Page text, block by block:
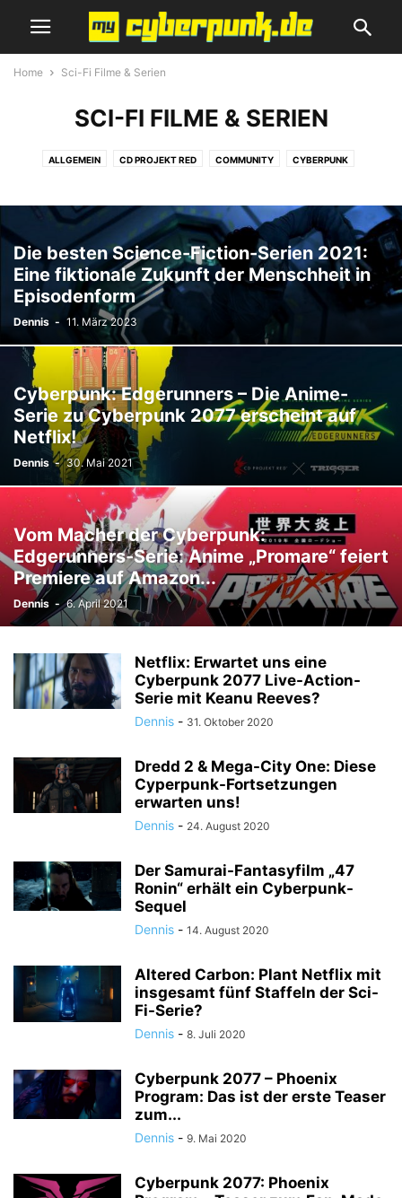
Home Sci-Fi Filme & Serien
SCI-FI FILME & SERIEN
ALLGEMEIN CD PROJEKT RED COMMUNITY CYBERPUNK
REVIEWS SCI-FI FILME & SERIEN SCIENCE-FICTION SPIELEMESSE
THE WITCHER ZUKUNFT SCHON HEUTE
Die besten Science-Fiction-Serien 2021:
Eine fiktionale Zukunft der Menschheit in
Episodenform
Dennis - 11. März 2023
Cyberpunk: Edgerunners – Die Anime-
Serie zu Cyberpunk 2077 erscheint auf
Netflix!
Dennis - 30. Mai 2021
Vom Macher der Cyberpunk:
Edgerunners-Serie: Anime „Promare“ feiert
Premiere auf Amazon...
Dennis - 6. April 2021
Netflix: Erwartet uns eine
Cyberpunk 2077 Live-Action-
Serie mit Keanu Reeves?
Dennis - 31. Oktober 2020
Dredd 2 & Mega-City One: Diese
Cyperpunk-Fortsetzungen
erwarten uns!
Dennis - 24. August 2020
Der Samurai-Fantasyfilm „47
Ronin“ erhält ein Cyberpunk-
Sequel
Dennis - 14. August 2020
Altered Carbon: Plant Netflix mit
insgesamt fünf Staffeln der Sci-
Fi-Serie?
Dennis - 8. Juli 2020
Cyberpunk 2077 – Phoenix
Program: Das ist der erste Teaser
zum...
Dennis - 9. Mai 2020
Cyberpunk 2077: Phoenix